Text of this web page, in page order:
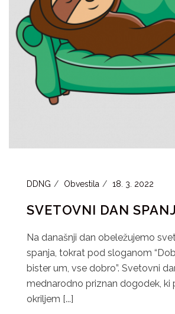
DDNG Obvestila 18. 3. 2022
SVETOVNI DAN
Na današnji dan obeležujemo
spanja, tokrat pod sloganom
bister um, vse dobro”. Svetovni
mednarodno priznan dogodek, ki
okriljem [...]